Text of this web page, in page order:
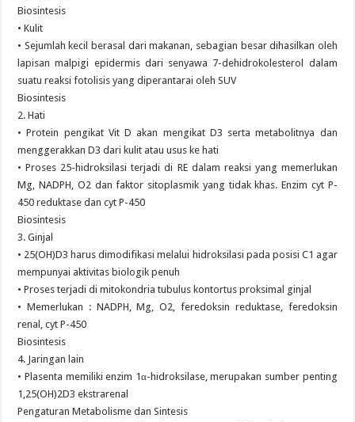
Biosintesis
• Kulit
• Sejumlah kecil berasal dari makanan, sebagian besar dihasilkan oleh
lapisan malpigi epidermis dari senyawa 7-dehidrokolesterol dalam
suatu reaksi fotolisis yang diperantarai oleh SUV
Biosintesis
2. Hati
• Protein pengikat Vit D akan mengikat D3 serta metabolitnya dan
menggerakkan D3 dari kulit atau usus ke hati
• Proses 25-hidroksilasi terjadi di RE dalam reaksi yang memerlukan
Mg, NADPH, O2 dan faktor sitoplasmik yang tidak khas. Enzim cyt P-
450 reduktase dan cyt P-450
Biosintesis
3. Ginjal
• 25(OH)D3 harus dimodifikasi melalui hidroksilasi pada posisi C1 agar
mempunyai aktivitas biologik penuh
• Proses terjadi di mitokondria tubulus kontortus proksimal ginjal
• Memerlukan : NADPH, Mg, O2, feredoksin reduktase, feredoksin
renal, cyt P-450
Biosintesis
4. Jaringan lain
• Plasenta memiliki enzim 1α-hidroksilase, merupakan sumber penting
1,25(OH)2D3 ekstrarenal
Pengaturan Metabolisme dan Sintesis